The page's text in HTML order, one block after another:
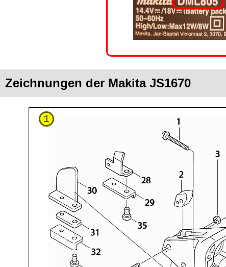
Zeichnungen der Makita JS1670
1